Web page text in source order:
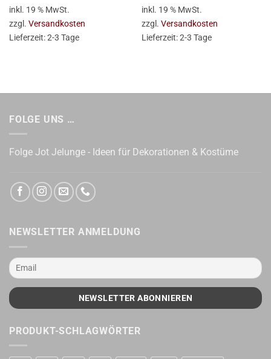
inkl. 19 % MwSt.
zzgl. Versandkosten
Lieferzeit:2-3 Tage
inkl. 19 % MwSt.
zzgl. Versandkosten
Lieferzeit:2-3 Tage
FOLGE UNS …
Folge Jot Jelunge - Ideen für Dekorationen & Kostüme
NEWSLETTER ANMELDUNG
PRODUKT-SCHLAGWÖRTER